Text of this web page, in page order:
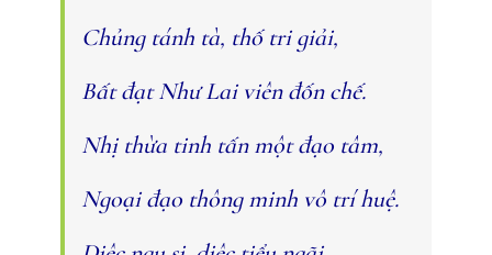
Chủng tánh tà, thố tri giải,
Bất đạt Như Lai viên đốn chế.
Nhị thừa tinh tấn một đạo tâm,
Ngoại đạo thông minh vô trí huệ.